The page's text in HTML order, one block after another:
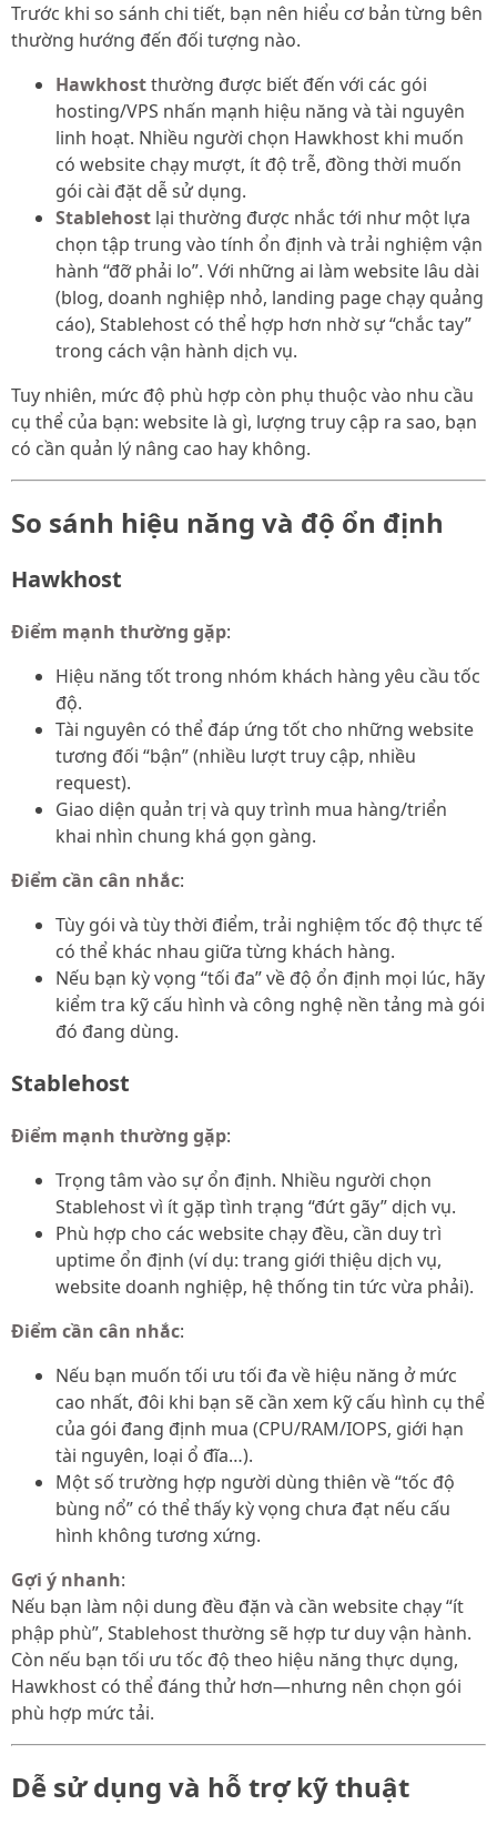
Trước khi so sánh chi tiết, bạn nên hiểu cơ bản từng bên
thường hướng đến đối tượng nào.
Hawkhostthường được biết đến với các gói
hosting/VPS nhấn mạnh hiệu năng và tài nguyên
linh hoạt. Nhiều người chọn Hawkhost khi muốn
có website chạy mượt, ít độ trễ, đồng thời muốn
gói cài đặt dễ sử dụng.
Stablehost lại thường được nhắc tới như một lựa
chọn tập trung vào tính ổn định và trải nghiệm vận
hành “đỡ phải lo”. Với những ai làm website lâu dài
(blog, doanh nghiệp nhỏ, landing page chạy quảng
cáo), Stablehost có thể hợp hơn nhờ sự “chắc tay”
trong cách vận hành dịch vụ.
Tuy nhiên, mức độ phù hợp còn phụ thuộc vào nhu cầu
cụ thể của bạn: website là gì, lượng truy cập ra sao, bạn
có cần quản lý nâng cao hay không.
So sánh hiệu năng và độ ổn định
Hawkhost
Điểm mạnh thường gặp:
Hiệu năng tốt trong nhóm khách hàng yêu cầu tốc
độ.
Tài nguyên có thể đáp ứng tốt cho những website
tương đối “bận” (nhiều lượt truy cập, nhiều
request).
Giao diện quản trị và quy trình mua hàng/triển
khai nhìn chung khá gọn gàng.
Điểm cần cân nhắc:
Tùy gói và tùy thời điểm, trải nghiệm tốc độ thực tế
có thể khác nhau giữa từng khách hàng.
Nếu bạn kỳ vọng “tối đa” về độ ổn định mọi lúc, hãy
kiểm tra kỹ cấu hình và công nghệ nền tảng mà gói
đó đang dùng.
Stablehost
Điểm mạnh thường gặp:
Trọng tâm vào sự ổn định. Nhiều người chọn
Stablehost vì ít gặp tình trạng “đứt gãy” dịch vụ.
Phù hợp cho các website chạy đều, cần duy trì
uptime ổn định (ví dụ: trang giới thiệu dịch vụ,
website doanh nghiệp, hệ thống tin tức vừa phải).
Điểm cần cân nhắc:
Nếu bạn muốn tối ưu tối đa về hiệu năng ở mức
cao nhất, đôi khi bạn sẽ cần xem kỹ cấu hình cụ thể
của gói đang định mua (CPU/RAM/IOPS, giới hạn
tài nguyên, loại ổ đĩa…).
Một số trường hợp người dùng thiên về “tốc độ
bùng nổ” có thể thấy kỳ vọng chưa đạt nếu cấu
hình không tương xứng.
Gợi ý nhanh:
Nếu bạn làm nội dung đều đặn và cần website chạy “ít
phập phù”, Stablehost thường sẽ hợp tư duy vận hành.
Còn nếu bạn tối ưu tốc độ theo hiệu năng thực dụng,
Hawkhost có thể đáng thử hơn—nhưng nên chọn gói
phù hợp mức tải.
Dễ sử dụng và hỗ trợ kỹ thuật